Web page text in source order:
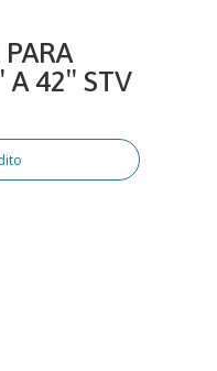
A 42″ STV